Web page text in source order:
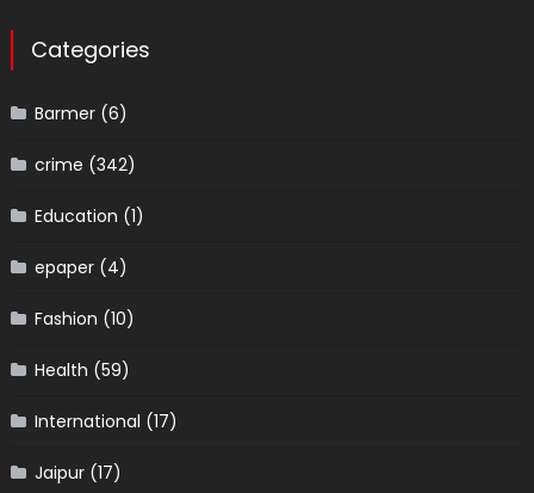
Categories
Barmer(6)
crime (342)
Education (1)
epaper(4)
Fashion (10)
Health (59)
International (17)
Jaipur(17)